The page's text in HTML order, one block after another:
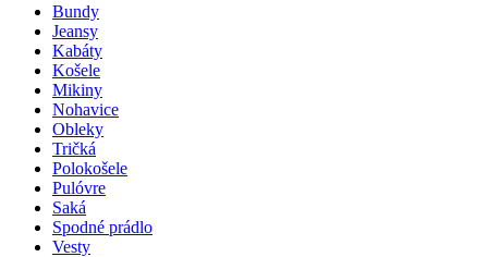
Bundy
Jeansy
Kabáty
Košele
Mikiny
Nohavice
Obleky
Tričká
Polokošele
Pulóvre
Saká
Spodné prádlo
Vesty